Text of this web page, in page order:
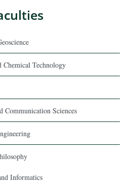
Technology
Communication Sciences
Informatics